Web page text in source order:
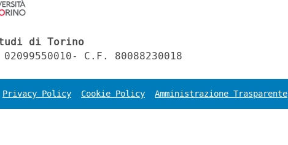
di Torino
C.F. 80088230018
Privacy Policy Cookie Policy Amministrazione Trasparente